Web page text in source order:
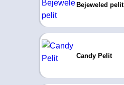
Bejeweled pelit
Candy Pelit